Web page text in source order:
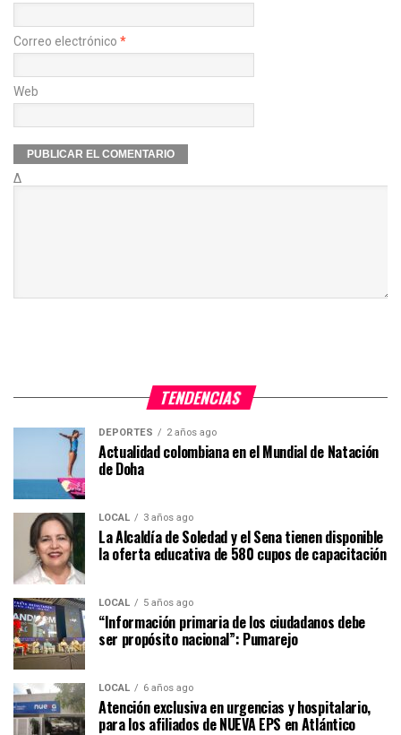
Correo electrónico *
Web
Δ
TENDENCIAS
DEPORTES 2 años ago
Actualidad colombiana en el Mundial de Natación
de Doha
LOCAL 3 años ago
La Alcaldía de Soledad y el Sena tienen disponible
la oferta educativa de 580 cupos de capacitación
LOCAL 5 años ago
“Información primaria de los ciudadanos debe
ser propósito nacional”: Pumarejo
LOCAL 6 años ago
Atención exclusiva en urgencias y hospitalario,
para los afiliados de NUEVA EPS en Atlántico